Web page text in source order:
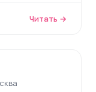
Читать →